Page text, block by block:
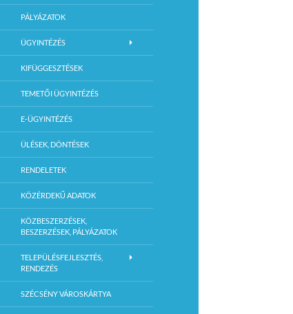
PÁLYÁZATOK
ÜGYINTÉZÉS
KIFÜGGESZTÉSEK
TEMETŐI ÜGYINTÉZÉS
E-ÜGYINTÉZÉS
ÜLÉSEK, DÖNTÉSEK
RENDELETEK
KÖZÉRDEKŰ ADATOK
KÖZBESZERZÉSEK,
BESZERZÉSEK, PÁLYÁZATOK
TELEPÜLÉSFEJLESZTÉS,
RENDEZÉS
SZÉCSÉNY VÁROSKÁRTYA